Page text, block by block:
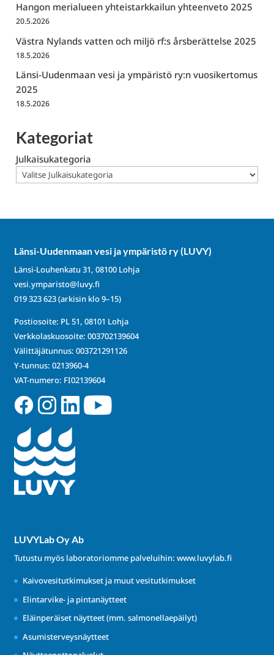
Hangon merialueen yhteistarkkailun yhteenveto 2025
20.5.2026
Västra Nylands vatten och miljö rf:s årsberättelse 2025
18.5.2026
Länsi-Uudenmaan vesi ja ympäristö ry:n vuosikertomus
2025
18.5.2026
Kategoriat
Julkaisukategoria
Länsi-Uudenmaan vesi ja ympäristö ry (LUVY)
Länsi-Louhenkatu 31, 08100 Lohja
vesi.ymparisto@luvy.fi
019 323 623(arkisin klo 9–15)
Postiosoite: PL 51, 08101 Lohja
Verkkolaskuosoite: 003702139604
Välittäjätunnus: 003721291126
Y-tunnus: 0213960-4
VAT-numero: FI02139604
LUVYLab Oy Ab
Tutustu myös laboratoriomme palveluihin: www.luvylab.fi
Kaivovesitutkimukset ja muut vesitutkimukset
Elintarvike- ja pintanäytteet
Eläinperäiset näytteet (mm. salmonellaepäilyt)
Asumisterveysnäytteet